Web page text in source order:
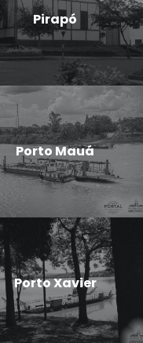
Pirapó
Porto Mauá
Porto Xavier